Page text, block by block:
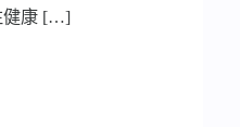
健康 […]